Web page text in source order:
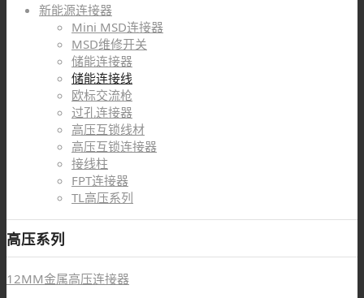
新能源连接器
Mini MSD连接器
MSD维修开关
储能连接器
储能连接线
欧标交流枪
过孔连接器
高压互锁线材
高压互锁连接器
接线柱
FPT连接器
TL高压系列
高压系列
12MM金属高压连接器